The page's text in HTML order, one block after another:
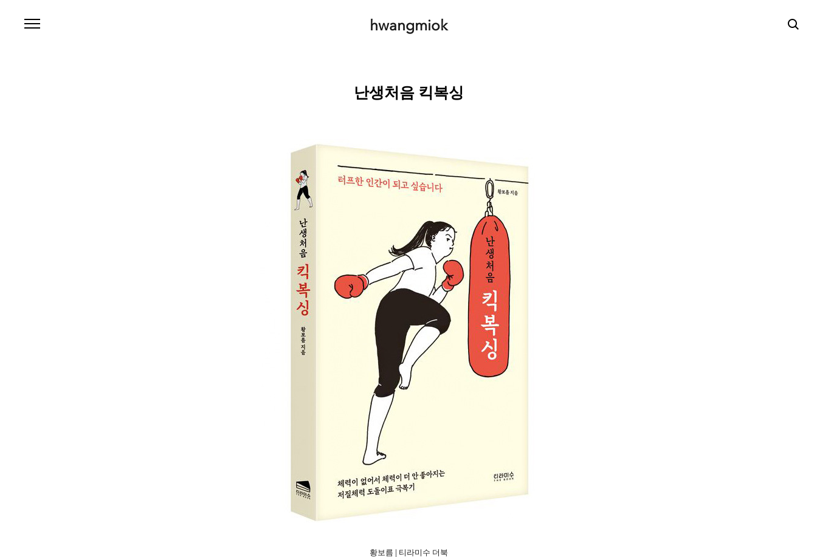
hwangmiok
난생처음 킥복싱
황보름 | 티라미수 더북